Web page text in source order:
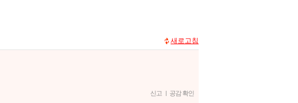
새로고침
신고 | 공감 확인